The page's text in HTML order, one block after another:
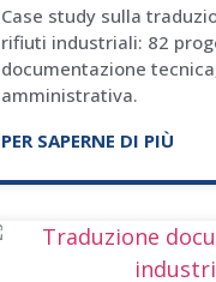
Case study sulla
rifiuti industriali: 82
documentazione
amministrativa.
PER SAPERNE DI PIÙ